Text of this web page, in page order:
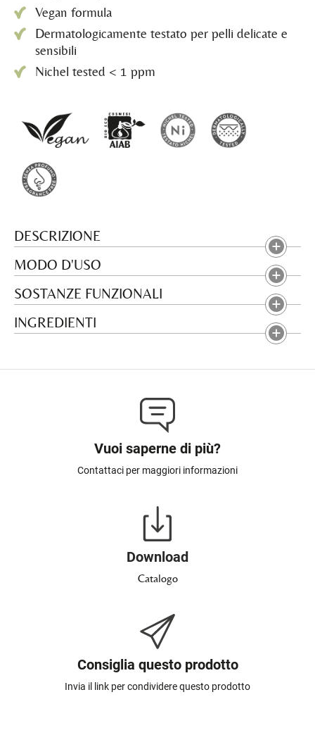
Vegan formula
Dermatologicamente testato per pelli delicate e
sensibili
Nichel tested < 1 ppm
DESCRIZIONE
MODO D'USO
SOSTANZE FUNZIONALI
INGREDIENTI
Vuoi saperne di più?
Contattaci per maggiori informazioni
Download
Catalogo
Consiglia questo prodotto
Invia il link per condividere questo prodotto